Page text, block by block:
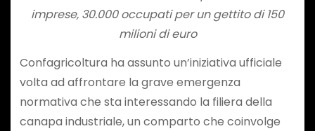
imprese, 30.000 occupati per un gettito di 150
milioni di euro
Confagricoltura ha assunto un’iniziativa ufficiale
volta ad affrontare la grave emergenza
normativa che sta interessando la filiera della
canapa industriale, un comparto che coinvolge